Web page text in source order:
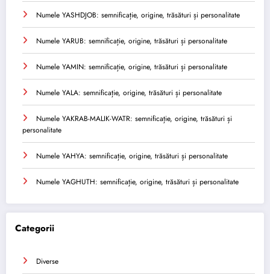
Numele YASHDJOB: semnificație, origine, trăsături și personalitate
Numele YARUB: semnificație, origine, trăsături și personalitate
Numele YAMIN: semnificație, origine, trăsături și personalitate
Numele YALA: semnificație, origine, trăsături și personalitate
Numele YAKRAB-MALIK-WATR: semnificație, origine, trăsături și
personalitate
Numele YAHYA: semnificație, origine, trăsături și personalitate
Numele YAGHUTH: semnificație, origine, trăsături și personalitate
Categorii
Diverse